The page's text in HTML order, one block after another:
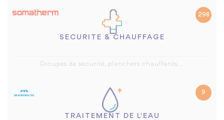
298
SECURITE & CHAUFFAGE
Groupes de securité, planchers chauffants...
9
TRAITEMENT DE L'EAU